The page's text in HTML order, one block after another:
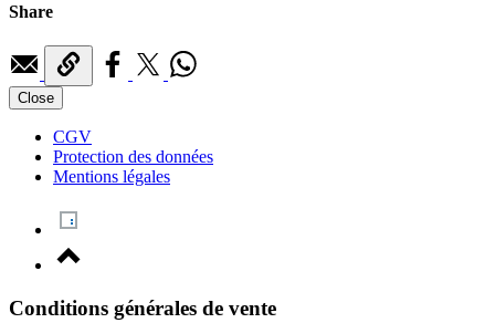
Share
Close
CGV
Protection des données
Mentions légales
Conditions générales de vente